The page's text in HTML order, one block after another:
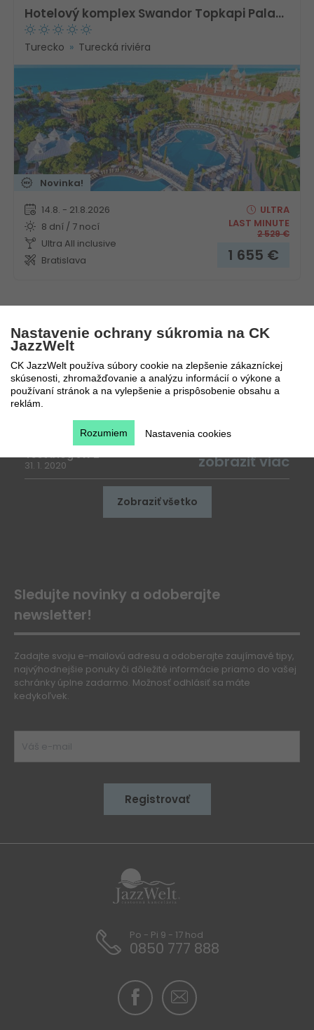
Hotelový komplex Swandor Topkapi Palace
Turecko Turecká riviéra
Novinka!
14.8. - 21.8.2026
8 dní / 7 nocí
Ultra All inclusive
Bratislava
ULTRA
LAST MINUTE
2 529€
1 655 €
Blog
Test blog JW 1
Test blog JW 2
31. 1. 2020 zobraziť viac
Zobraziť všetko
Sledujte novinky a odoberajte
newsletter!
Zadajte svoju e-mailovú adresu a odoberajte zaujímavé tipy,
najvýhodnejšie ponuky či dôležité informácie priamo do vašej
schránky úplne zadarmo. Možnosť odhlásiť sa máte
kedykoľvek.
Po - Pi 9 - 17 hod
0850 777 888
Nastavenie ochrany súkromia na CK
JazzWelt
CK JazzWelt používa súbory cookie na zlepšenie zákazníckej
skúsenosti, zhromažďovanie a analýzu informácií o výkone a
používaní stránok a na vylepšenie a prispôsobenie obsahu a
reklám.
Nastavenia cookies
Rozumiem